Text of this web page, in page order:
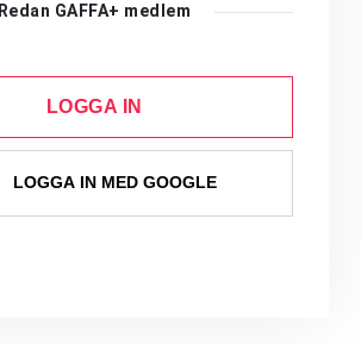
Redan GAFFA+ medlem
LOGGA IN
LOGGA IN MED GOOGLE